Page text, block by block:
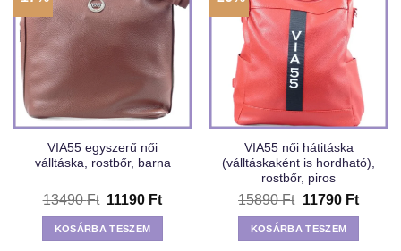
VIA55 egyszerű női
válltáska, rostbőr, barna
13490Ft Original
price
was:
13490 Ft.
11190 FtCurrent
price
11190 Ft.
KOSÁRBA TESZEM
VIA55 női hátitáska
(válltáskaként is hordható),
rostbőr, piros
15890Ft Original
price
was:
15890 Ft.
11790 Ft
price
11790
KOSÁRBA TESZEM